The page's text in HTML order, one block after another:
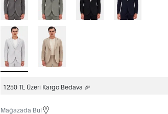
1250 TL Üzeri Kargo Bedava 🎉
Mağazada Bul